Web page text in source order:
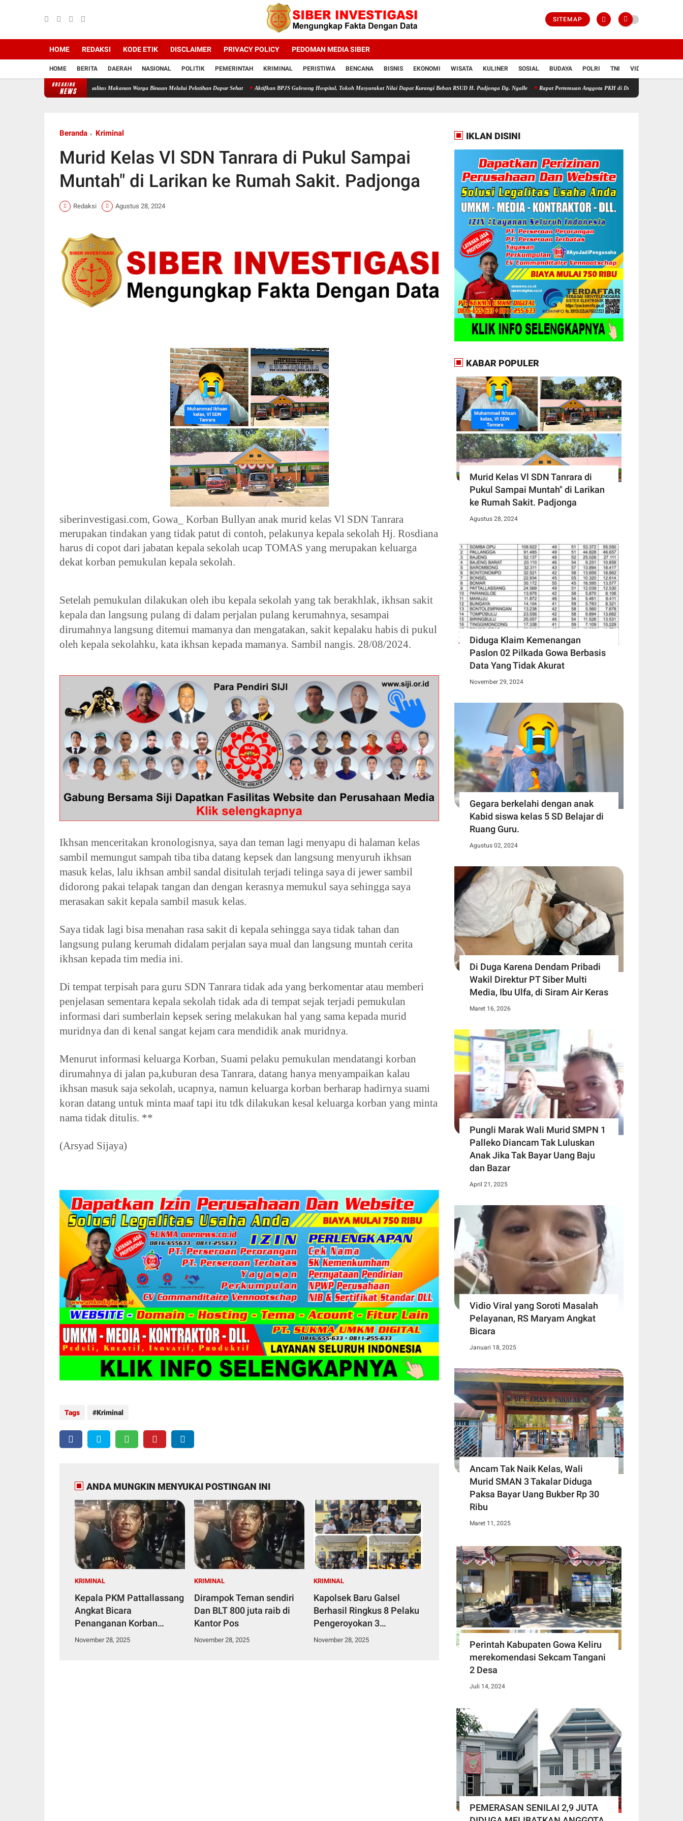
SITEMAP
HOME REDAKSI KODE ETIK DISCLAIMER PRIVACY POLICY PEDOMAN MEDIA SIBER
HOME BERITA DAERAH NASIONAL POLITIK PEMERINTAH KRIMINAL PERISTIWA BENCANA BISNIS EKONOMI WISATA KULINER SOSIAL BUDAYA POLRI TNI VIDIO
BREAKING
NEWS
Tingkatkan Kualitas Makanan Warga Binaan Melalui Pelatihan Dapur Sehat Aktifkan BPJS Galesong Hospital, Tokoh Masyarakat Nilai Dapat Kurangi Beban RSUD H. Padjonga Dg. Ngalle Rapat Pertemuan Anggota PKH di Dusun Jannaya Bahas Peran
Beranda Kriminal
Murid Kelas Vl SDN Tanrara di Pukul Sampai
Muntah" di Larikan ke Rumah Sakit. Padjonga
Redaksi Agustus 28, 2024
siberinvestigasi.com, Gowa_ Korban Bullyan anak murid kelas Vl SDN Tanrara
merupakan tindakan yang tidak patut di contoh, pelakunya kepala sekolah Hj. Rosdiana
harus di copot dari jabatan kepala sekolah ucap TOMAS yang merupakan keluarga
dekat korban pemukulan kepala sekolah.
Setelah pemukulan dilakukan oleh ibu kepala sekolah yang tak berakhlak, ikhsan sakit
kepala dan langsung pulang di dalam perjalan pulang kerumahnya, sesampai
dirumahnya langsung ditemui mamanya dan mengatakan, sakit kepalaku habis di pukul
oleh kepala sekolahku, kata ikhsan kepada mamanya. Sambil nangis. 28/08/2024.
Ikhsan menceritakan kronologisnya, saya dan teman lagi menyapu di halaman kelas
sambil memungut sampah tiba tiba datang kepsek dan langsung menyuruh ikhsan
masuk kelas, lalu ikhsan ambil sandal disitulah terjadi telinga saya di jewer sambil
didorong pakai telapak tangan dan dengan kerasnya memukul saya sehingga saya
merasakan sakit kepala sambil masuk kelas.
Saya tidak lagi bisa menahan rasa sakit di kepala sehingga saya tidak tahan dan
langsung pulang kerumah didalam perjalan saya mual dan langsung muntah cerita
ikhsan kepada tim media ini.
Di tempat terpisah para guru SDN Tanrara tidak ada yang berkomentar atau memberi
penjelasan sementara kepala sekolah tidak ada di tempat sejak terjadi pemukulan
informasi dari sumberlain kepsek sering melakukan hal yang sama kepada murid
muridnya dan di kenal sangat kejam cara mendidik anak muridnya.
Menurut informasi keluarga Korban, Suami pelaku pemukulan mendatangi korban
dirumahnya di jalan pa,kuburan desa Tanrara, datang hanya menyampaikan kalau
ikhsan masuk saja sekolah, ucapnya, namun keluarga korban berharap hadirnya suami
koran datang untuk minta maaf tapi itu tdk dilakukan kesal keluarga korban yang minta
nama tidak ditulis. **
(Arsyad Sijaya)
Tags Kriminal
ANDA MUNGKIN MENYUKAI POSTINGAN INI
KRIMINAL
Kepala PKM Pattallassang
Angkat Bicara
Penanganan Korban
Penganiayaan: Janji
November 28, 2025
KRIMINAL
Dirampok Teman sendiri
Dan BLT 800 juta raib di
Kantor Pos
November 28, 2025
KRIMINAL
Kapolsek Baru Galsel
Berhasil Ringkus 8 Pelaku
Pengeroyokan 3
Diantaranya jadi
November 28, 2025
IKLAN DISINI
KABAR POPULER
Murid Kelas Vl SDN Tanrara di
Pukul Sampai Muntah" di Larikan
ke Rumah Sakit. Padjonga
Agustus 28, 2024
Diduga Klaim Kemenangan
Paslon 02 Pilkada Gowa Berbasis
Data Yang Tidak Akurat
November 29, 2024
Gegara berkelahi dengan anak
Kabid siswa kelas 5 SD Belajar di
Ruang Guru.
Agustus 02, 2024
Di Duga Karena Dendam Pribadi
Wakil Direktur PT Siber Multi
Media, Ibu Ulfa, di Siram Air Keras
Maret 16, 2026
Pungli Marak Wali Murid SMPN 1
Palleko Diancam Tak Luluskan
Anak Jika Tak Bayar Uang Baju
dan Bazar
April 21, 2025
Vidio Viral yang Soroti Masalah
Pelayanan, RS Maryam Angkat
Bicara
Januari 18, 2025
Ancam Tak Naik Kelas, Wali
Murid SMAN 3 Takalar Diduga
Paksa Bayar Uang Bukber Rp 30
Ribu
Maret 11, 2025
Perintah Kabupaten Gowa Keliru
merekomendasi Sekcam Tangani
2 Desa
Juli 14, 2024
PEMERASAN SENILAI 2,9 JUTA